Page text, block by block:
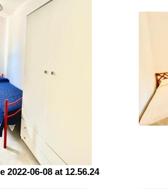
2022-06-08 at 12.56.24